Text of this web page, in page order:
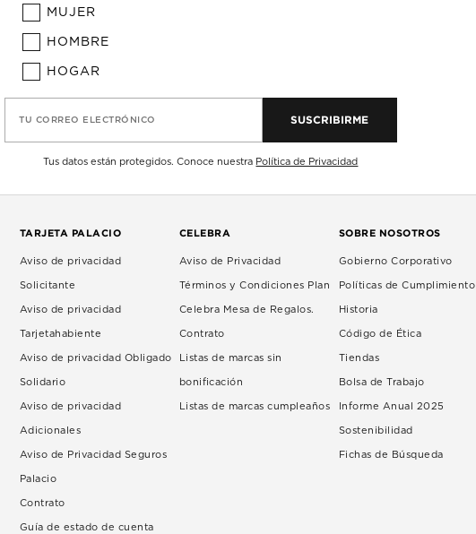
MUJER
HOMBRE
HOGAR
TU CORREO ELECTRÓNICO SUSCRIBIRME
Tus datos están protegidos. Conoce nuestra Política de Privacidad
TARJETA PALACIO
Aviso de privacidad
Solicitante
Aviso de privacidad
Tarjetahabiente
Aviso de privacidad Obligado
Solidario
Aviso de privacidad
Adicionales
Aviso de Privacidad Seguros
Palacio
Contrato
Guía de estado de cuenta
CELEBRA
Aviso de Privacidad
Términos y Condiciones Plan
Celebra Mesa de Regalos.
Contrato
Listas de marcas sin
bonificación
Listas de marcas cumpleaños
SOBRE NOSOTROS
Gobierno Corporativo
Políticas de Cumplimiento
Historia
Código de Ética
Tiendas
Bolsa de Trabajo
Informe Anual 2025
Sostenibilidad
Fichas de Búsqueda